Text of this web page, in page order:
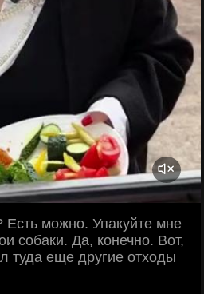
Есть можно. Упакуйте мне
собаки. Да, конечно. Вот,
туда еще другие отходы